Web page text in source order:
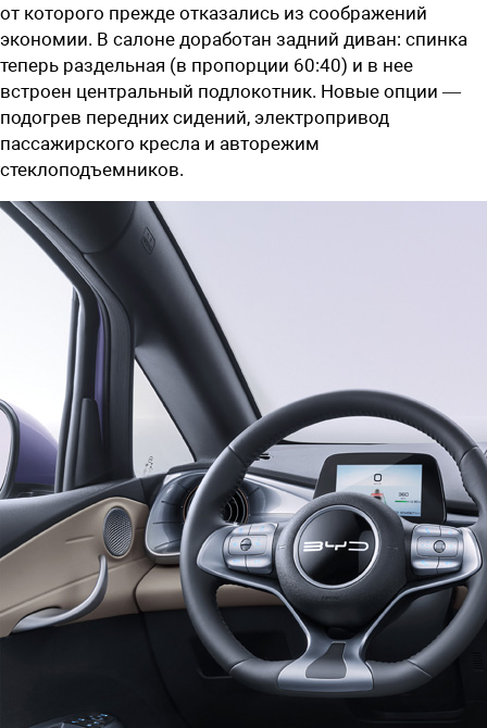
от которого прежде отказались из соображений
экономии. В салоне доработан задний диван: спинка
теперь раздельная (в пропорции 60:40) и в нее
встроен центральный подлокотник. Новые опции —
подогрев передних сидений, электропривод
пассажирского кресла и авторежим
стеклоподъемников.